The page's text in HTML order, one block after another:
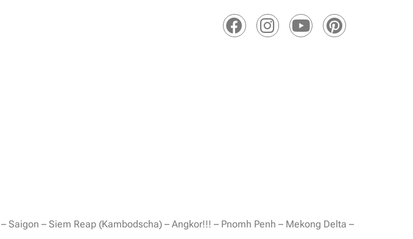
– Siem Reap (Kambodscha) – Angkor!!! – Pnomh Penh – Mekong Delta –